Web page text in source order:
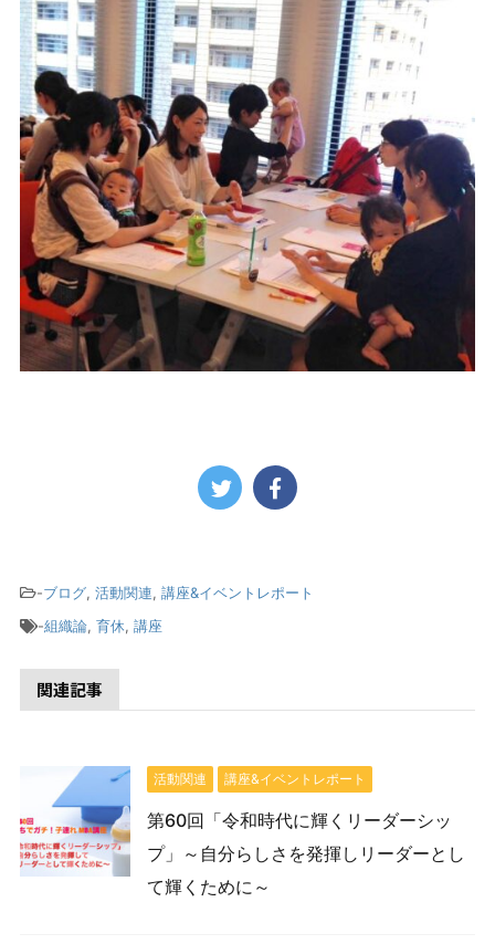
-ブログ, 活動関連, 講座&イベントレポート
-組織論, 育休, 講座
関連記事
活動関連 講座&イベントレポート
第60回「令和時代に輝くリーダーシッ
プ」～自分らしさを発揮しリーダーとし
て輝くために～